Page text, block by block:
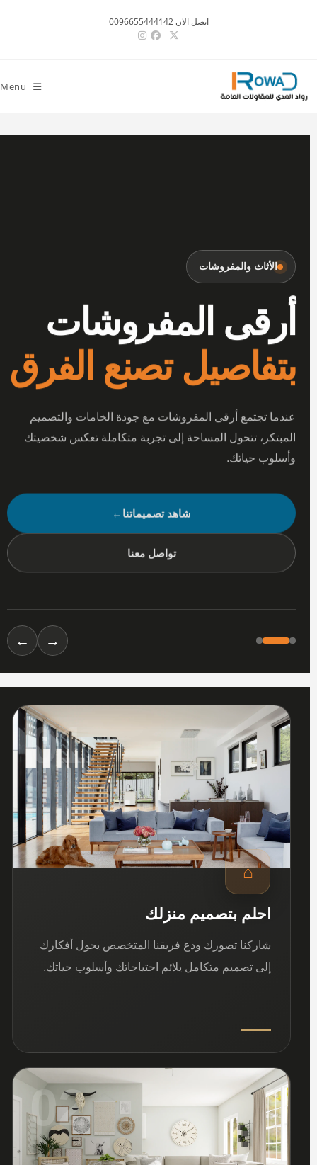
اتصل الان 0096655444142
Menu
الأثاث والمفروشات
أرقى المفروشات
بتفاصيل تصنع الفرق
عندما تجتمع أرقى المفروشات مع جودة الخامات والتصميم
المبتكر، تتحول المساحة إلى تجربة متكاملة تعكس شخصيتك
وأسلوب حياتك.
شاهد تصميماتنا←
تواصل معنا
→
←
01
⌂
احلم بتصميم منزلك
شاركنا تصورك ودع فريقنا المتخصص يحول أفكارك
إلى تصميم متكامل يلائم احتياجاتك وأسلوب حياتك.
02